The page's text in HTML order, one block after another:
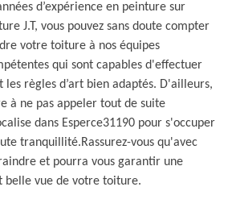
d’expérience en peinture sur
J.T, vous pouvez sans doute compter
votre toiture à nos équipes
qui sont capables d'effectuer
règles d’art bien adaptés. D'ailleurs,
à ne pas appeler tout de suite
dans Esperce31190 pour s'occuper
tranquillité.Rassurez-vous qu'avec
et pourra vous garantir une
belle vue de votre toiture.